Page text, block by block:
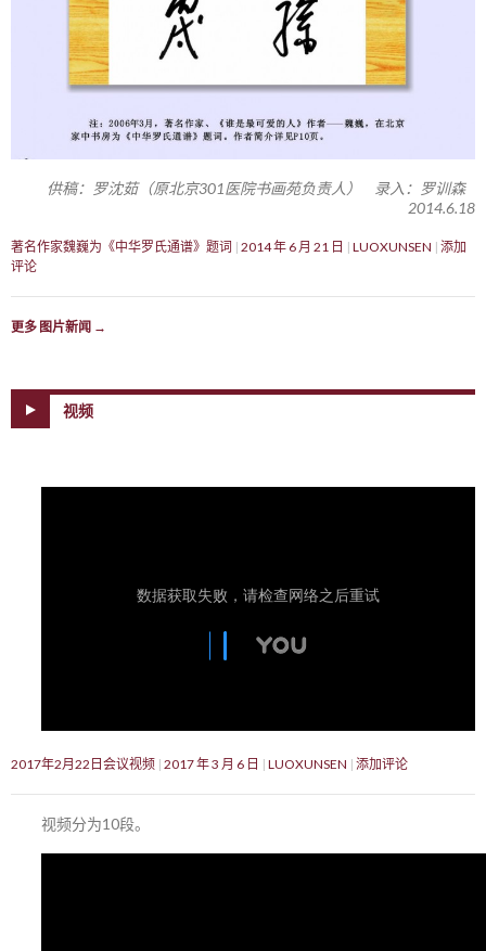
供稿：罗沈茹（原北京301医院书画苑负责人） 录入：罗训森
2014.6.18
著名作家魏巍为《中华罗氏通谱》题词 2014 年 6 月 21 日 LUOXUNSEN 添加
评论
更多 图片新闻 →
视频
2017年2月22日会议视频 2017 年 3 月 6 日 LUOXUNSEN 添加评论
视频分为10段。